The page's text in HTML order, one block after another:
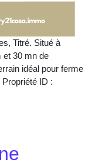
Titré. Situé à
et 30 mn de
idéal pour ferme
ID :